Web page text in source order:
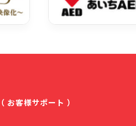
（ お客様サポート ）